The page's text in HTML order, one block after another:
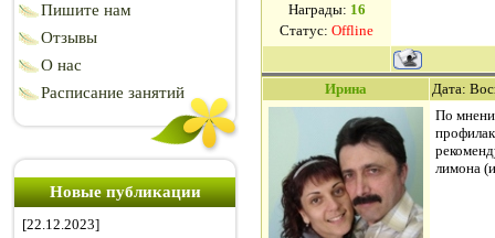
Пишите нам
Отзывы
О нас
Расписание занятий
Новые публикации
[22.12.2023]
Награды: 16
Статус: Offline
Ирина Дата:
По
лимона